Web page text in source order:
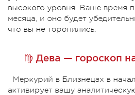
высокого уровня. Ваше время
месяца, и оно будет
что вы не торопились.
♍ Дева — гороскоп
Меркурий в Близнецах в
активирует вашу